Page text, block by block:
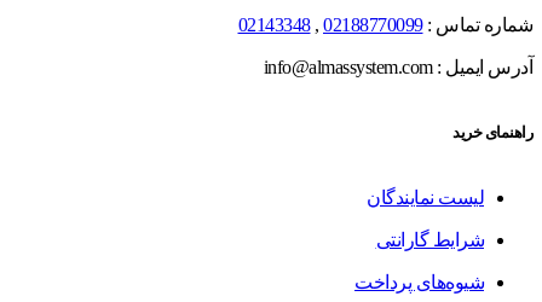
شماره تماس :02188770099
,
02143348
آدرس ایمیل : info@almassystem.com
راهنمای خرید
لیست نمایندگان
شرایط گارانتی
شیوه‌های پرداخت